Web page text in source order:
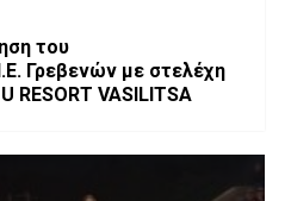
του
Γρεβενών με στελέχη
RESORT VASILITSA